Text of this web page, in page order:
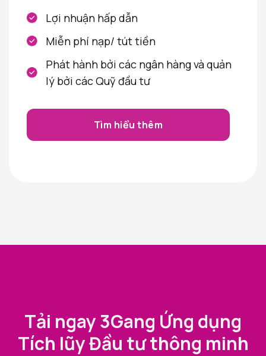
Lợi nhuận hấp dẫn
Miễn phí nạp/ tút tiền
Phát hành bởi các ngân hàng và quản
lý bởi các Quỹ đầu tư
Tìm hiểu thêm
Tải ngay 3Gang Ứng dụng
Tích lũy Đầu tư thông minh